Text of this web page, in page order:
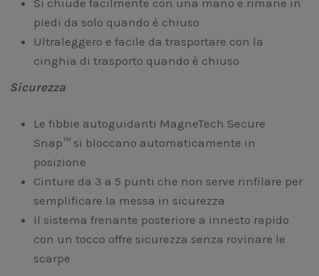
piedi da solo quando è chiuso
Ultraleggero e facile da trasportare con la
cinghia di trasporto quando è chiuso
Sicurezza
Le fibbie autoguidanti MagneTech Secure
Snap™ si bloccano automaticamente in
posizione
Cinture da 3 a 5 punti che non serve rinfilare per
semplificare la messa in sicurezza
Il sistema frenante posteriore a innesto rapido
con un tocco offre sicurezza senza rovinare le
scarpe